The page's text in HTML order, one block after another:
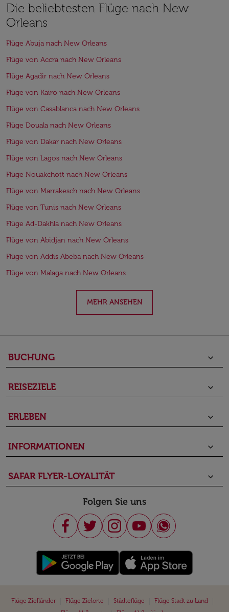
Die beliebtesten Flüge nach New
Orleans
Flüge Abuja nach New Orleans
Flüge von Accra nach New Orleans
Flüge Agadir nach New Orleans
Flüge von Kairo nach New Orleans
Flüge von Casablanca nach New Orleans
Flüge Douala nach New Orleans
Flüge von Dakar nach New Orleans
Flüge von Lagos nach New Orleans
Flüge Nouakchott nach New Orleans
Flüge von Marrakesch nach New Orleans
Flüge von Tunis nach New Orleans
Flüge Ad-Dakhla nach New Orleans
Flüge von Abidjan nach New Orleans
Flüge von Addis Abeba nach New Orleans
Flüge von Malaga nach New Orleans
MEHR ANSEHEN
BUCHUNG keyboard_arrow_down
REISEZIELE keyboard_arrow_down
ERLEBEN keyboard_arrow_down
INFORMATIONEN keyboard_arrow_down
SAFAR FLYER-LOYALITÄT keyboard_arrow_down
Folgen Sie uns
Flüge Zielländer Flüge Zielorte Städteflüge Flüge Stadt zu Land